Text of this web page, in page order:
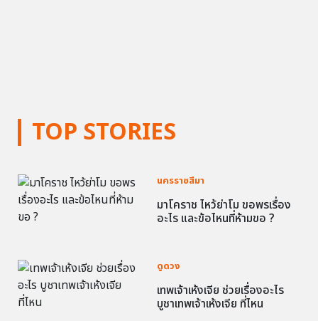
TOP STORIES
นครราชสีมา
มาโคราช ไหว้ย่าโม ขอพรเรื่อง
อะไร และข้อไหนที่ห้ามขอ ?
ดูดวง
เทพเจ้าเห้งเจีย ช่วยเรื่องอะไร
บูชาเทพเจ้าเห้งเจีย ที่ไหน